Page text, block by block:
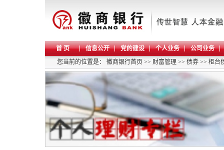
首 页 信息公开 党的建设 个人业务
公司业务
您当前的位置是： 徽商银行首页 >> 财富管理 >> 债券 >> 柜台